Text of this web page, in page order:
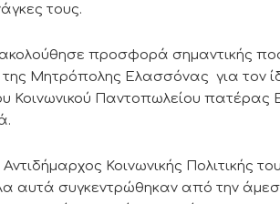
τους.
προσφορά σημαντικής
Μητρόπολης Ελασσόνας για τον
Κοινωνικού Παντοπωλείου πατέρας
Κοινωνικής Πολιτικής
αυτά συγκεντρώθηκαν από την